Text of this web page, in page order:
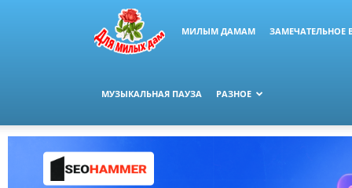
МИЛЫМ ДАМАМ ЗАМЕЧАТЕЛЬНОЕ
МУЗЫКАЛЬНАЯ ПАУЗА РАЗНОЕ